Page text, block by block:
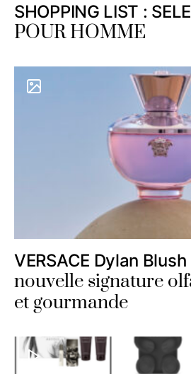
SHOPPING LIST :
POUR HOMME
VERSACE Dylan
nouvelle signature
et gourmande